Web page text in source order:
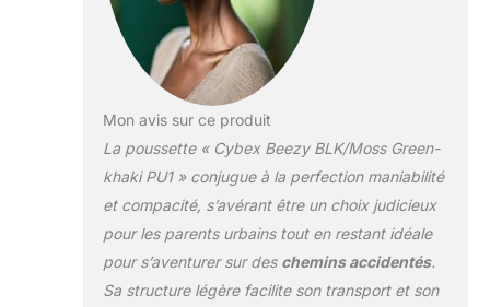
Mon avis sur ce produit
La poussette « Cybex Beezy BLK/Moss Green-
khaki PU1 » conjugue à la perfection maniabilité
et compacité, s’avérant être un choix judicieux
pour les parents urbains tout en restant idéale
pour s’aventurer sur des chemins accidentés.
Sa structure légère facilite son transport et son